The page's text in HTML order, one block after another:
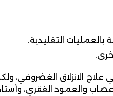
بالعمليات التقليدية.
الانزلاق الغضروفي،
والعمود الفقري،